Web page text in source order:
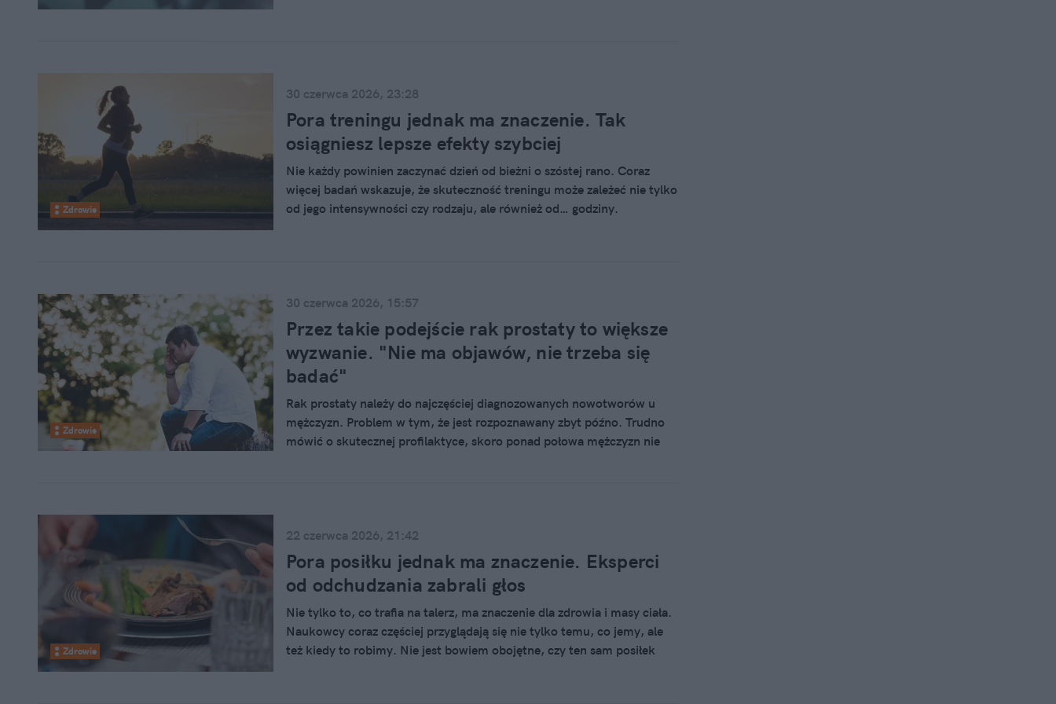
Zdrowie
30 czerwca 2026, 23:28
Pora treningu jednak ma znaczenie. Tak
osiągniesz lepsze efekty szybciej
Nie każdy powinien zaczynać dzień od bieżni o szóstej rano. Coraz
więcej badań wskazuje, że skuteczność treningu może zależeć nie tylko
od jego intensywności czy rodzaju, ale również od… godziny.
Zdrowie
30 czerwca 2026, 15:57
Przez takie podejście rak prostaty to większe
wyzwanie. "Nie ma objawów, nie trzeba się
badać"
Rak prostaty należy do najczęściej diagnozowanych nowotworów u
mężczyzn. Problem w tym, że jest rozpoznawany zbyt późno. Trudno
mówić o skutecznej profilaktyce, skoro ponad połowa mężczyzn nie
Zdrowie
22 czerwca 2026, 21:42
Pora posiłku jednak ma znaczenie. Eksperci
od odchudzania zabrali głos
Nie tylko to, co trafia na talerz, ma znaczenie dla zdrowia i masy ciała.
Naukowcy coraz częściej przyglądają się nie tylko temu, co jemy, ale
też kiedy to robimy. Nie jest bowiem obojętne, czy ten sam posiłek